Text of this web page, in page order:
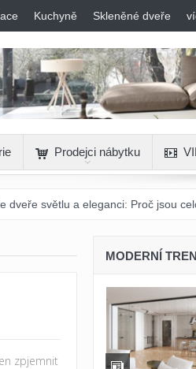
Kuchyně Skleněné dveře
Prodejci nábytku
Proč jsou celoskleněné
zpjemnit
MODERNÍ